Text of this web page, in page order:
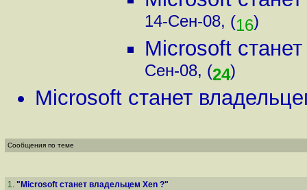
14-Сен-08, (16)
Microsoft
Сен-08, (24)
Microsoft станет
Сообщения по теме
1. "Microsoft станет владельцем Xen ?"